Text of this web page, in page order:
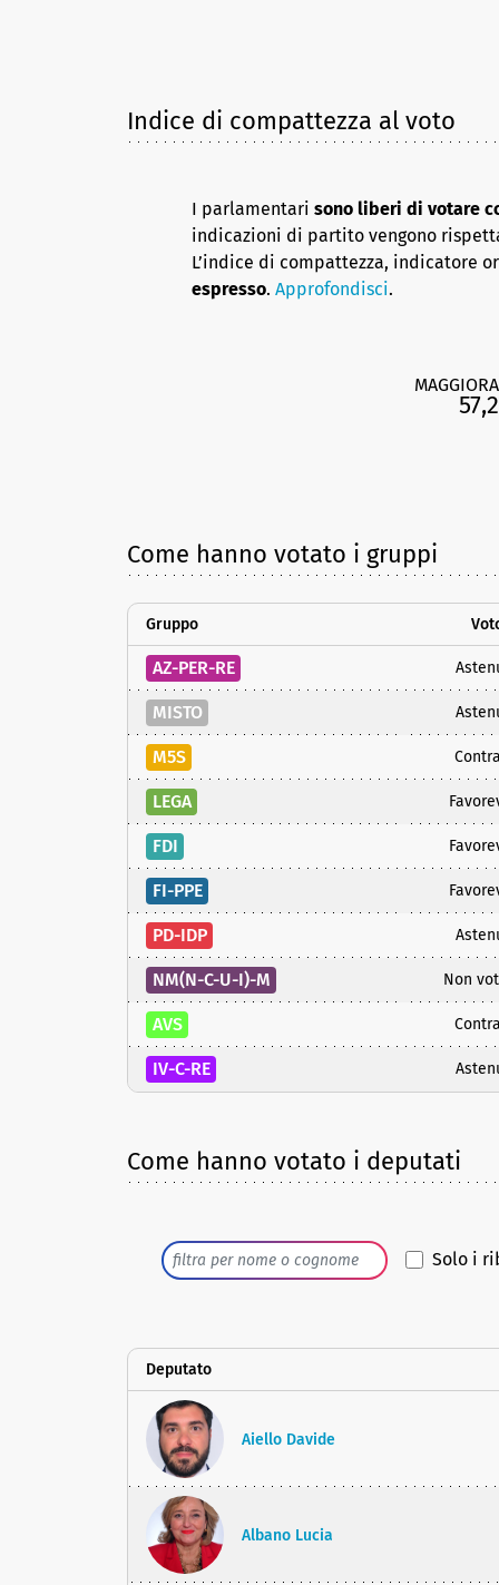
Indice di compattezza al voto
I parlamentari sono liberi di votare
indicazioni di partito vengono
L’indice di compattezza, indicatore
espresso. Approfondisci.
57,2
Come hanno votato i gruppi
Gruppo
AZ-PER-RE
MISTO
M5S
LEGA
FDI
FI-PPE
PD-IDP
NM(N-C-U-I)-M Non
AVS
IV-C-RE
Come hanno votato i deputati
Solo i
Deputato
Aiello Davide
Albano Lucia